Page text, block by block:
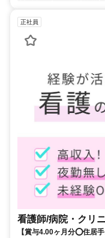
正社員
看護師/病院・クリ
【賞与4.00ヶ月分⭕住居